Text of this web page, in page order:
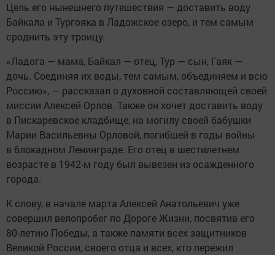
Цель его нынешнего путешествия — доставить воду
Байкала и Тургояка в Ладожское озеро, и тем самым
сроднить эту троицу.
«Ладога — мама, Байкал — отец, Тур — сын, Гаяк —
дочь. Соединяя их воды, тем самым, объединяем и всю
Россию», — рассказал о духовной составляющей своей
миссии Алексей Орлов. Также он хочет доставить воду
в Пискаревское кладбище, на могилу своей бабушки
Марии Васильевны Орловой, погибшей в годы войны
в блокадном Ленинграде. Его отец в шестилетнем
возрасте в 1942-м году был вывезен из осажденного
города.
К слову, в начале марта Алексей Анатольевич уже
совершил велопробег по Дороге Жизни, посвятив его
80-летию Победы, а также памяти всех защитников
Великой России, своего отца и всех, кто пережил